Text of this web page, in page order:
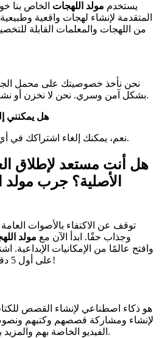
يستخدم مولد اللهجات الخاص بنا
المتقدمة لإنشاء لهجات واقعية
من اللهجات والمعلمات القابلة
نحن نأخذ خصوصيتك على محمل الجد.
بشكل آمن وسري. نحن لا نخزن أو نشارك بياناتك مع أطراف ثالثة.
هل يمكنني
نعم، يمكنك إلغاء اشتراكك في أي وقت، دون أي رسوم إلغاء.
هل أنت مستعد لإطلاق
الأصلية؟ جرب مولد
توقف عن الاكتفاء بالأصوات
وجذاب حقًا. ابدأ الآن مع مولد
على أول 5 دقائق من إنشاء الصوت مجانًا!
لإنشاء ومشاركة قصصهم وكتبهم
الفيديو الخاصة بهم والمزيد بمساعدة الذكاء الاصطناعي.